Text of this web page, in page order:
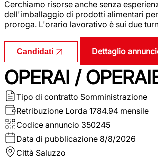
Cerchiamo risorse anche senza
dell'imballaggio di prodotti alimentari
proroga. L'orario lavorativo è sui due
Candidati Dettaglio
OPERAI /
Tipo di contratto Somministrazione
Retribuzione Lorda 1784.94 mensile
Codice annuncio 350245
Data di pubblicazione 8/8/2026
Città Saluzzo